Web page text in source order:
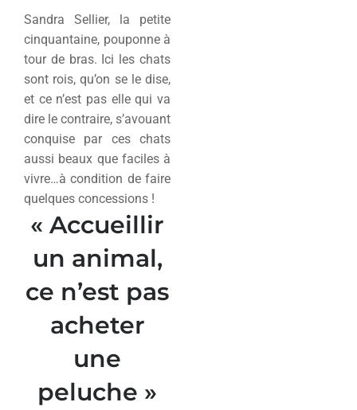
Sandra Sellier, la petite
cinquantaine, pouponne à
tour de bras. Ici les chats
sont rois, qu’on se le dise,
et ce n’est pas elle qui va
dire le contraire, s’avouant
conquise par ces chats
aussi beaux que faciles à
vivre…à condition de faire
quelques concessions !
« Accueillir
un animal,
ce n’est pas
acheter
une
peluche »